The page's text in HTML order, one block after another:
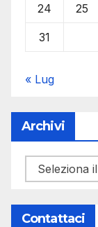
24 25
31
« Lug
Archivi
Archivi
Contattaci